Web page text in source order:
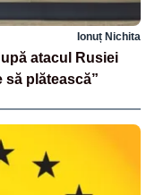
Ionuț Nichita
atacul Rusiei
plătească”